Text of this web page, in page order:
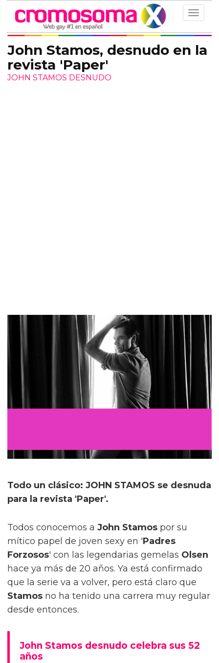
Toggle
John Stamos, desnudo en la
revista 'Paper'
JOHN STAMOS DESNUDO
Todo un clásico: JOHN STAMOS se desnuda
para la revista 'Paper'.
Todos conocemos a John Stamos por su
mítico papel de joven sexy en 'Padres
Forzosos' con las legendarias gemelas Olsen
hace ya más de 20 años. Ya está confirmado
que la serie va a volver, pero está claro que
Stamos no ha tenido una carrera muy regular
desde entonces.
John Stamos desnudo celebra sus 52
años